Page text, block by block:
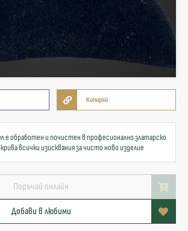
Копирай
е обработен и почистен в професионално златарско
всички изисквания за чисто ново изделие
Поръчай онлайн
Добави в любими